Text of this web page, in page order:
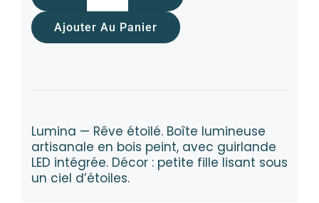
Ajouter Au Panier
Lumina — Rêve étoilé. Boîte lumineuse
artisanale en bois peint, avec guirlande
LED intégrée. Décor : petite fille lisant sous
un ciel d’étoiles.